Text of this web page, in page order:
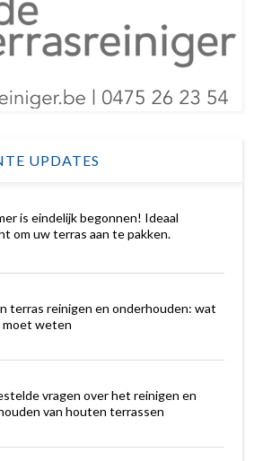
UPDATES
is eindelijk begonnen! Ideaal
om uw terras aan te pakken.
terras reinigen en onderhouden: wat
moet weten
vragen over het reinigen en
van houten terrassen